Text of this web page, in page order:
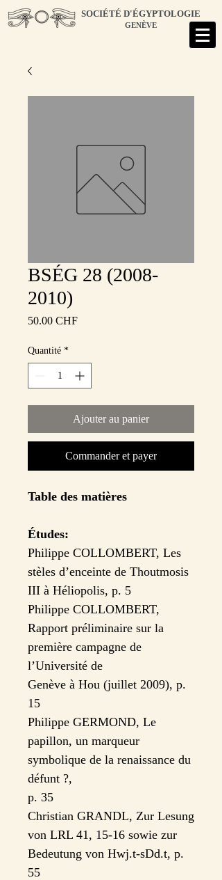
SOCIÉTÉ D'ÉGYPTOLOGIE
GENÈVE
BSÉG 28 (2008-
2010)
50.00 CHFPrix
Quantité *
Ajouter au panier
Commander et payer
Table des matières
Études:
Philippe COLLOMBERT, Les
stèles d’enceinte de Thoutmosis
III à Héliopolis, p. 5
Philippe COLLOMBERT,
Rapport préliminaire sur la
première campagne de
l’Université de
Genève à Hou (juillet 2009), p.
15
Philippe GERMOND, Le
papillon, un marqueur
symbolique de la renaissance du
défunt ?,
p. 35
Christian GRANDL, Zur Lesung
von LRL 41, 15-16 sowie zur
Bedeutung von Hwj.t-sDd.t, p.
55